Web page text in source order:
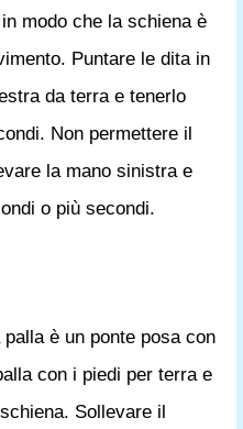
modo che la schiena è
Puntare le dita in
da terra e tenerlo
Non permettere il
la mano sinistra e
o più secondi.
è un ponte posa con
con i piedi per terra e
Sollevare il